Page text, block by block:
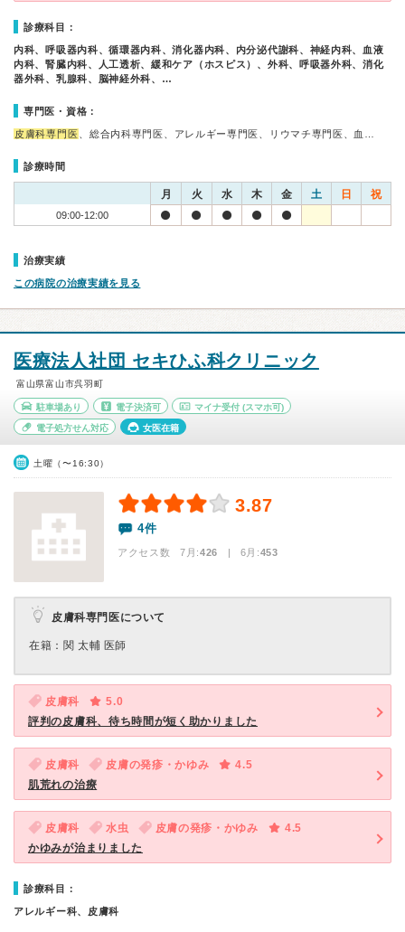
診療科目：
内科、呼吸器内科、循環器内科、消化器内科、内分泌代謝科、神経内科、血液
内科、腎臓内科、人工透析、緩和ケア（ホスピス）、外科、呼吸器外科、消化
器外科、乳腺科、脳神経外科、…
専門医・資格：
皮膚科専門医 、総合内科専門医、アレルギー専門医、リウマチ専門医、血…
診療時間
月 火 水 木 金 土 日 祝
09:00-12:00
治療実績
この病院の治療実績を見る
医療法人社団 セキひふ科クリニック
富山県富山市呉羽町
駐車場あり 電子決済可 マイナ受付 (スマホ可)
電子処方せん対応 女医在籍
土曜（〜16:30）
3.87
4件
アクセス数 7月:426 | 6月:453
皮膚科専門医について
在籍：関 太輔 医師
皮膚科
5.0
評判の皮膚科、待ち時間が短く助かりました
皮膚科 皮膚の発疹・かゆみ
4.5
肌荒れの治療
皮膚科 水虫 皮膚の発疹・かゆみ
4.5
かゆみが治まりました
診療科目：
アレルギー科、皮膚科